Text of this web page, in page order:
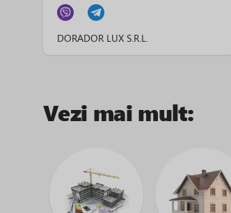
DORADOR LUX S.R.L.
Vezi mai mult: